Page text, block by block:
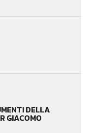
DELLA
GIACOMO